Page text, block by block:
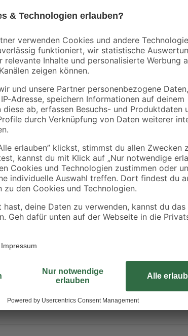
Sanitärsilikon weiß
310 ml
8,99 €
Kartuschenpresse
230 mm
5,99 €